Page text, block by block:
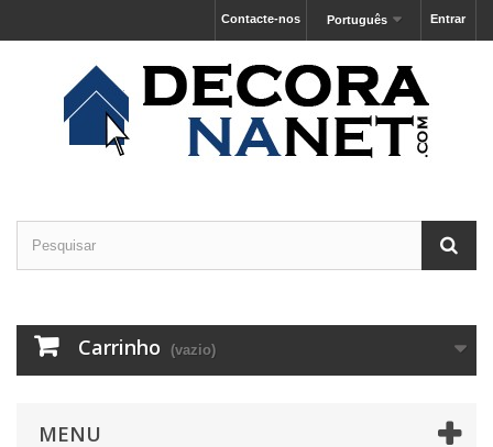
Entrar
Português
Contacte-nos
Carrinho (vazio)
MENU